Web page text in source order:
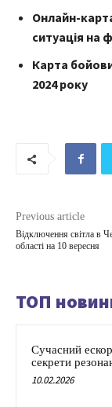
Онлайн-
ситуація на
Карта
2024 року
Previous article
Відключення світла в
області на 10 вересня
ТОП
Сучасний
секрети
10.02.2026